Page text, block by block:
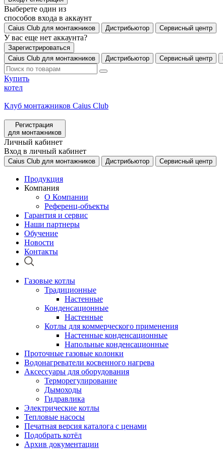
Выберете один из
способов входа в аккаунт
Caius Club для монтажников Дистрибьютор Сервисный центр
У вас еще нет аккаунта?
Зарегистрироваться
Caius Club для монтажников
Дистрибьютор Сервисный центр
Купить
котел
Клуб монтажников Caius Club
Регистрация
для монтажников
Личный кабинет
Вход в личный кабинет
Caius Club для монтажников Дистрибьютор Сервисный центр
Продукция
Компания
О Компании
Референц-объекты
Гарантия и сервис
Наши партнеры
Обучение
Новости
Контакты
Газовые котлы
Традиционные
Настенные
Конденсационные
Настенные
Котлы для коммерческого применения
Настенные конденсационные
Напольные конденсационные
Проточные газовые колонки
Водонагреватели косвенного нагрева
Аксессуары для оборудования
Терморегулирование
Дымоходы
Гидравлика
Электрические котлы
Тепловые насосы
Печатная версия каталога с ценами
Подобрать котёл
Архив документации